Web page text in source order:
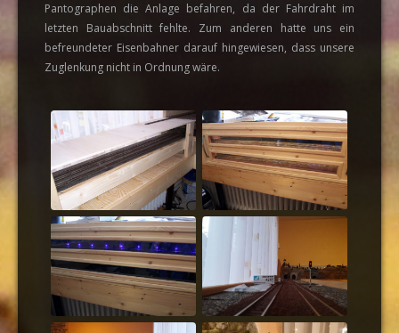
Pantographen die Anlage befahren, da der Fahrdraht im
letzten Bauabschnitt fehlte. Zum anderen hatte uns ein
befreundeter Eisenbahner darauf hingewiesen, dass unsere
Zuglenkung nicht in Ordnung wäre.